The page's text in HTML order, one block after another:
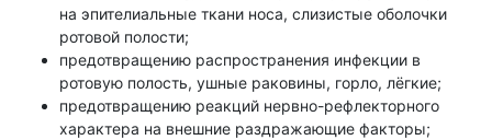
на эпителиальные ткани носа, слизистые оболочки
ротовой полости;
предотвращению распространения инфекции в
ротовую полость, ушные раковины, горло, лёгкие;
предотвращению реакций нервно-рефлекторного
характера на внешние раздражающие факторы;